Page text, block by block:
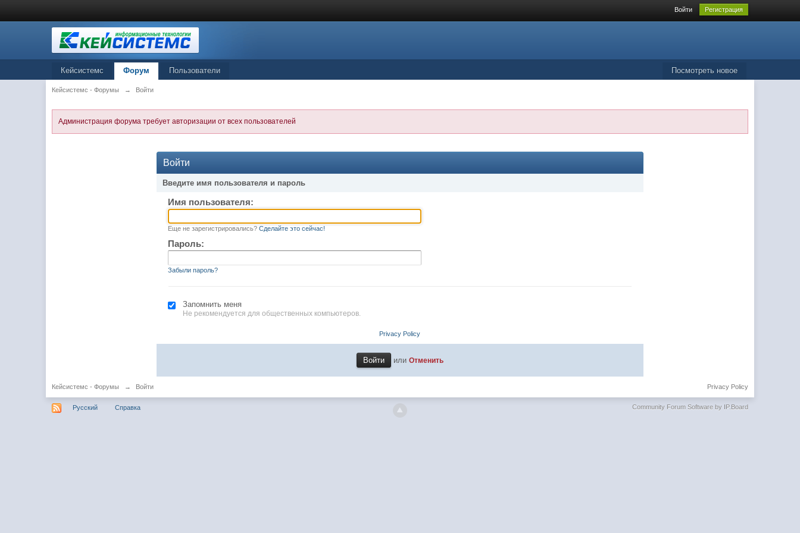
Войти Регистрация
Посмотреть новое
Кейсистемс Форум Пользователи
Кейсистемс - Форумы → Войти
Администрация форума требует авторизации от всех пользователей
Войти
Введите имя пользователя и пароль
Имя пользователя:
Еще не зарегистрировались? Сделайте это сейчас!
Пароль:
Забыли пароль?
Запомнить меня
Не рекомендуется для общественных компьютеров.
Privacy Policy
или Отменить
Кейсистемс - Форумы → Войти Privacy Policy
Русский Справка Community Forum Software by IP.Board